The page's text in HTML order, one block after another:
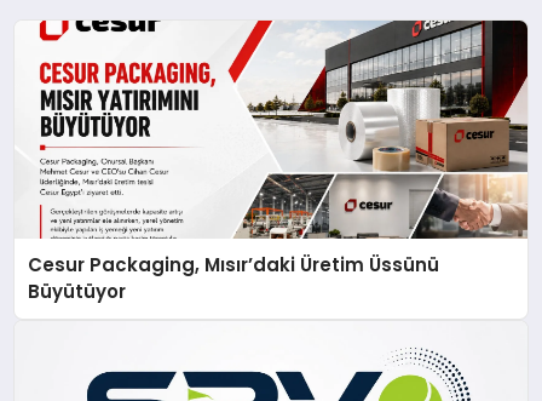
Cesur Packaging, Mısır’daki Üretim Üssünü
Büyütüyor